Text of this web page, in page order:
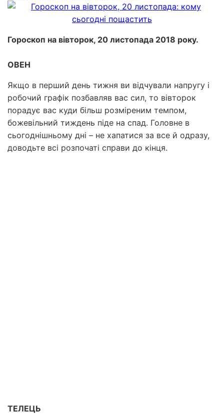
Гороскоп на вівторок, 20 листопада 2018 року.
ОВЕН
Якщо в перший день тижня ви відчували напругу і
робочий графік позбавляв вас сил, то вівторок
порадує вас куди більш розміреним темпом,
божевільний тиждень піде на спад. Головне в
сьогоднішньому дні – не хапатися за все й одразу,
доводьте всі розпочаті справи до кінця.
ТЕЛЕЦЬ